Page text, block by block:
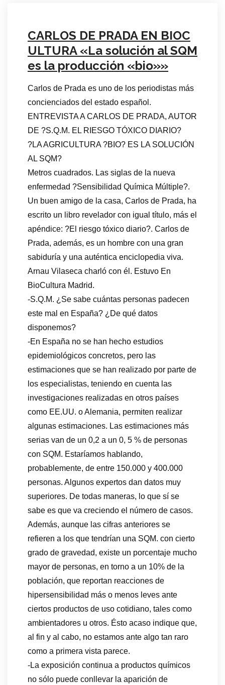
CARLOS DE PRADA EN BIOC
ULTURA «La solución al SQM
es la producción «bio»»
Carlos de Prada es uno de los periodistas más
concienciados del estado español.
ENTREVISTA A CARLOS DE PRADA, AUTOR
DE ?S.Q.M. EL RIESGO TÓXICO DIARIO?
?LA AGRICULTURA ?BIO? ES LA SOLUCIÓN
AL SQM?
Metros cuadrados. Las siglas de la nueva
enfermedad ?Sensibilidad Química Múltiple?.
Un buen amigo de la casa, Carlos de Prada, ha
escrito un libro revelador con igual título, más el
apéndice: ?El riesgo tóxico diario?. Carlos de
Prada, además, es un hombre con una gran
sabiduría y una auténtica enciclopedia viva.
Arnau Vilaseca charló con él. Estuvo En
BioCultura Madrid.
-S.Q.M. ¿Se sabe cuántas personas padecen
este mal en España? ¿De qué datos
disponemos?
-En España no se han hecho estudios
epidemiológicos concretos, pero las
estimaciones que se han realizado por parte de
los especialistas, teniendo en cuenta las
investigaciones realizadas en otros países
como EE.UU. o Alemania, permiten realizar
algunas estimaciones. Las estimaciones más
serias van de un 0,2 a un 0, 5 % de personas
con SQM. Estaríamos hablando,
probablemente, de entre 150.000 y 400.000
personas. Algunos expertos dan datos muy
superiores. De todas maneras, lo que sí se
sabe es que va creciendo el número de casos.
Además, aunque las cifras anteriores se
refieren a los que tendrían una SQM. con cierto
grado de gravedad, existe un porcentaje mucho
mayor de personas, en torno a un 10% de la
población, que reportan reacciones de
hipersensibilidad más o menos leves ante
ciertos productos de uso cotidiano, tales como
ambientadores u otros. Ésto acaso indique que,
al fin y al cabo, no estamos ante algo tan raro
como a primera vista parece.
-La exposición continua a productos químicos
no sólo puede conllevar la aparición de